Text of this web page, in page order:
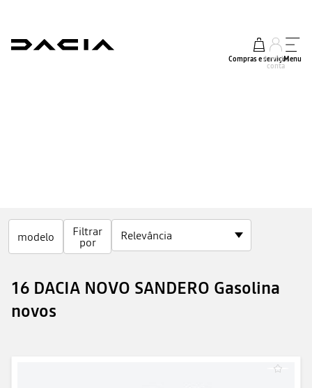
Compras e serviços
A minha
conta
Menu
modelo Filtrar
por
16 DACIA NOVO SANDERO Gasolina
novos